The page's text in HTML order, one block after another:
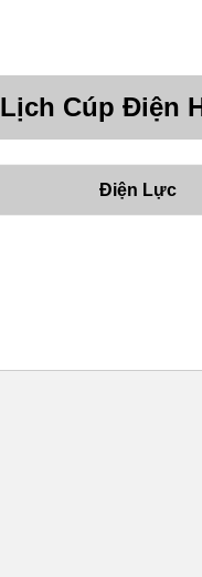
Lịch Cúp Điện
Điện Lực